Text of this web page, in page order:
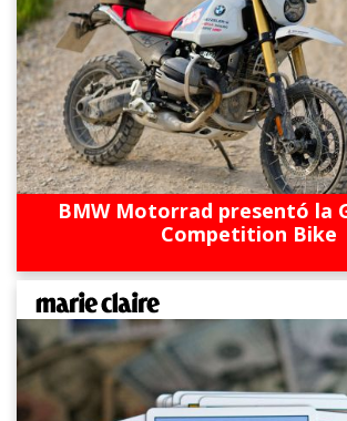
BMW Motorrad presentó la
Competition Bike